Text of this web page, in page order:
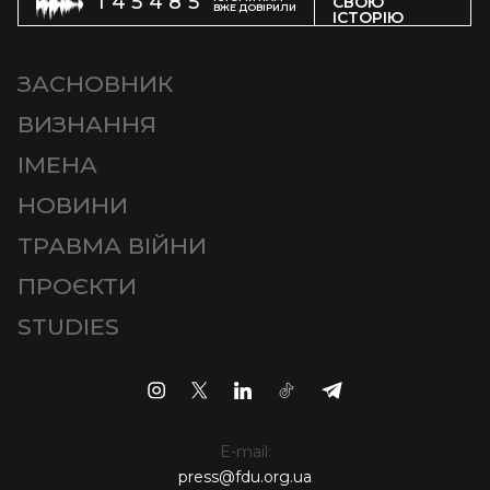
ВЖЕ ДОВІРИЛИ
ІСТОРІЮ
ЗАСНОВНИК
ВИЗНАННЯ
ІМЕНА
НОВИНИ
ТРАВМА ВІЙНИ
ПРОЄКТИ
STUDIES
E-mail:
press@fdu.org.ua